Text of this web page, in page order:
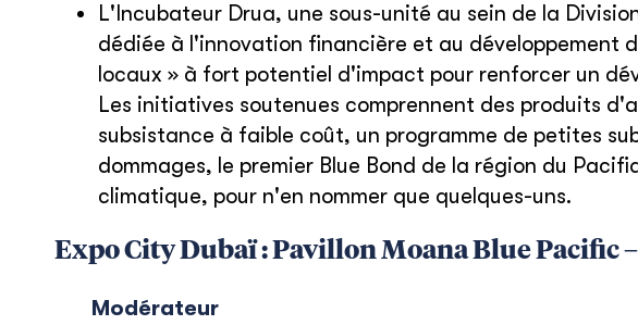
L'Incubateur Drua, une sous-unité au sein de la
dédiée à l'innovation financière et au développement
locaux » à fort potentiel d'impact pour renforcer un
Les initiatives soutenues comprennent des produits
subsistance à faible coût, un programme de petites
dommages, le premier Blue Bond de la région du
climatique, pour n'en nommer que quelques-uns.
Expo City Dubaï : Pavillon Moana Blue Pacific
Modérateur